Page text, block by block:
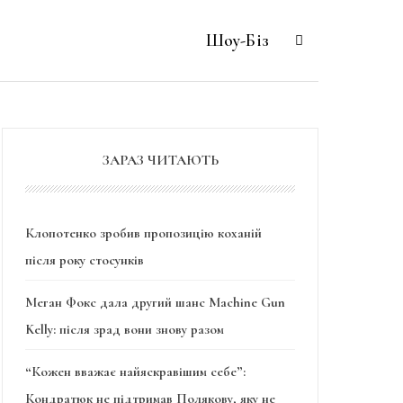
Шоу-Біз
ЗАРАЗ ЧИТАЮТЬ
Клопотенко зробив пропозицію коханій
після року стосунків
Меган Фокс дала другий шанс Machine Gun
Kelly: після зрад вони знову разом
“Кожен вважає найяскравішим себе”:
Кондратюк не підтримав Полякову, яку не